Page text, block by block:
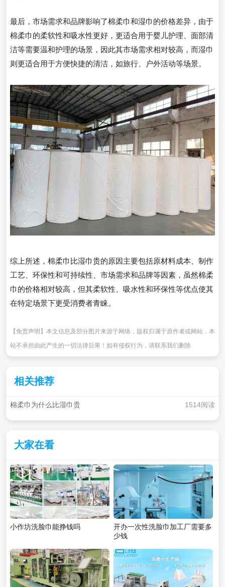
最后，市场需求和品牌影响了棉柔巾和湿巾的价格差异，由于
棉柔巾的柔软性和吸水性更好，更适合用于婴儿护理、面部清
洁等需要温和护理的场景，因此其市场需求相对较高，而湿巾
则更适合用于方便快捷的清洁，如旅行、户外活动等场景。
综上所述，棉柔巾比湿巾贵的原因主要包括原材料成本、制作
工艺、环保性和可持续性、市场需求和品牌等因素，虽然棉柔
巾的价格相对较高，但其柔软性、吸水性和环保性等优点使其
在特定场景下更受消费者青睐。
【免责声明】本文信息及部分图片来源于网络，版权归属于原作者或网站，本
站不承担由此产生的一切法律后果！如有侵权行为，请联系我们删除
相关推荐
棉柔巾为什么比湿巾贵 1514阅读
大家在看
小作坊洗脸巾能挣钱吗
开办一次性洗脸巾加工厂需要多
少钱